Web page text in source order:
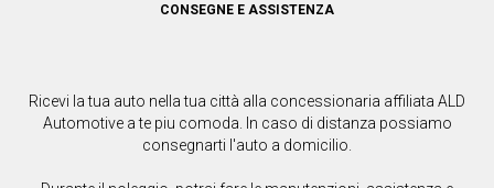
CONSEGNE E ASSISTENZA
Ricevi la tua auto nella tua città alla concessionaria affiliata ALD
Automotive a te piu comoda. In caso di distanza possiamo
consegnarti l'auto a domicilio.